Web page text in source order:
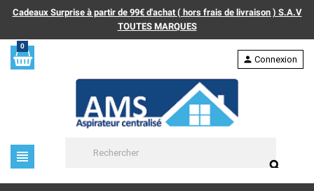
Cadeaux Surprise à partir de 99€ d'achat ( hors frais de livraison ) S.A.V
TOUTES MARQUES
0
view_headline
search
person Connexion